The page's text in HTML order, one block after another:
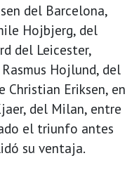
del Barcelona,
Hojbjerg, del
del Leicester,
Hojlund, del
Christian Eriksen, en
del Milan, entre
el triunfo antes
su ventaja.